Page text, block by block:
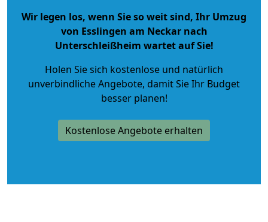
Wir legen los, wenn Sie so weit sind, Ihr Umzug
von Esslingen am Neckar nach
Unterschleißheim wartet auf Sie!
Holen Sie sich kostenlose und natürlich
unverbindliche Angebote, damit Sie Ihr Budget
besser planen!
Kostenlose Angebote erhalten